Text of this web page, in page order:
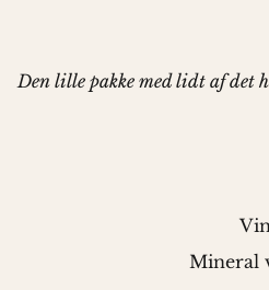
Den lille pakke med lidt af det
Mineral